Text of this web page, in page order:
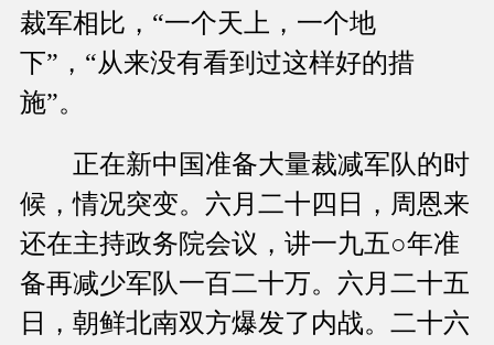
裁军相比，“一个天上，一个地
下”，“从来没有看到过这样好的措
施”。
正在新中国准备大量裁减军队的时
候，情况突变。六月二十四日，周恩来
还在主持政务院会议，讲一九五○年准
备再减少军队一百二十万。六月二十五
日，朝鲜北南双方爆发了内战。二十六